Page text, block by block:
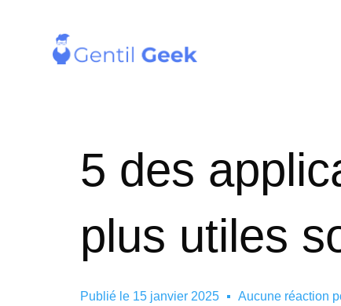
5 des
plus utiles
Publié le 15 janvier 2025 Aucune réaction